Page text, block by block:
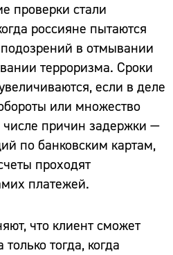
проверки стали
россияне пытаются
в отмывании
терроризма. Сроки
если в деле
или множество
числе причин задержки —
по банковским картам,
проходят
платежей.
что клиент сможет
тогда, когда